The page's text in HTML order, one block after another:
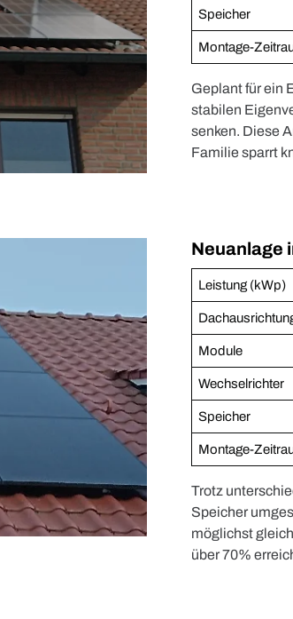
Speicher
Montage-
Geplant für ein
stabilen
senken. Diese
Familie sparrt
Neuanlage
Leistung (kWp)
Module
Wechselrichter
Speicher
Montage-
Trotz
Speicher
möglichst
über 70%